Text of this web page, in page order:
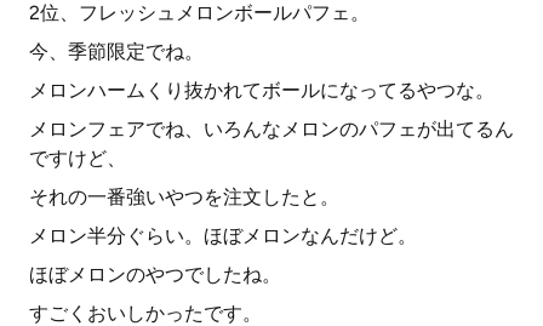
2位、フレッシュメロンボールパフェ。
今、季節限定でね。
メロンハームくり抜かれてボールになってるやつな。
メロンフェアでね、いろんなメロンのパフェが出てるん
ですけど、
それの一番強いやつを注文したと。
メロン半分ぐらい。ほぼメロンなんだけど。
ほぼメロンのやつでしたね。
すごくおいしかったです。